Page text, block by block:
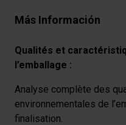
Más Información
Qualités et
l’emballage :
Analyse complète des
environnementales de
finalisation.